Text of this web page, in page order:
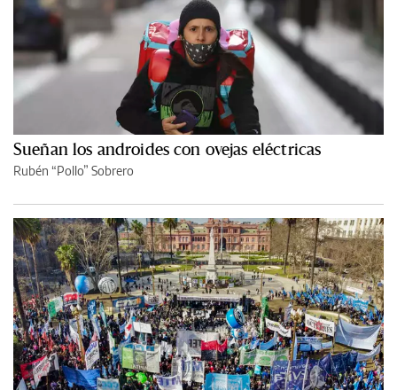
Sueñan los androides con ovejas eléctricas
Rubén “Pollo” Sobrero